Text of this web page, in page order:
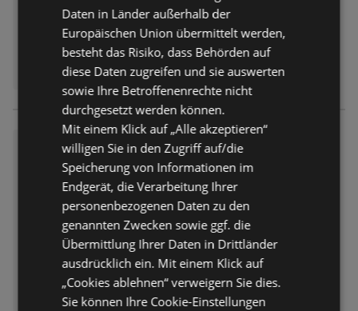
Getränkeland: Getränkeangeb
ote
Prospekt nicht mehr gültig
Abgelaufen am: 04.07.2026
Daten in Länder außerhalb der
Europäischen Union übermittelt werden,
besteht das Risiko, dass Behörden auf
diese Daten zugreifen und sie auswerten
sowie Ihre Betroffenenrechte nicht
durchgesetzt werden können.
Mit einem Klick auf „Alle akzeptieren“
willigen Sie in den Zugriff auf/die
Speicherung von Informationen im
Endgerät, die Verarbeitung Ihrer
personenbezogenen Daten zu den
genannten Zwecken sowie ggf. die
Übermittlung Ihrer Daten in Drittländer
ausdrücklich ein. Mit einem Klick auf
„Cookies ablehnen“ verweigern Sie dies.
Sie können Ihre Cookie-Einstellungen